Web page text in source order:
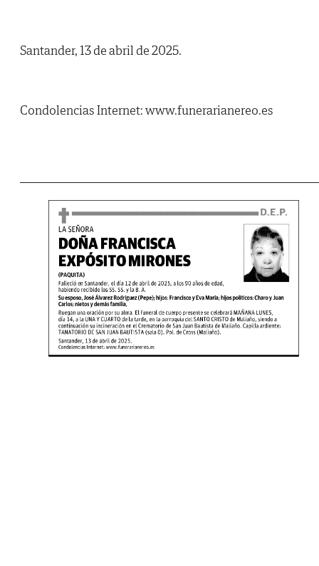
Santander, 13 de abril de 2025.
Condolencias Internet: www.funerarianereo.es